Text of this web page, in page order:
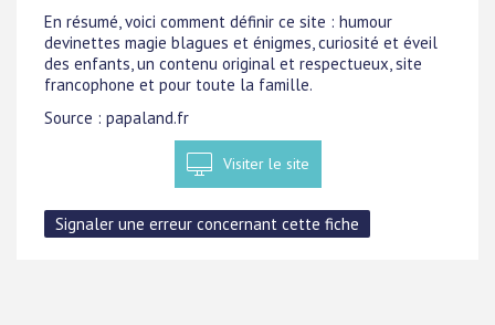
En résumé, voici comment définir ce site : humour
devinettes magie blagues et énigmes, curiosité et éveil
des enfants, un contenu original et respectueux, site
francophone et pour toute la famille.
Source : papaland.fr
Visiter le site